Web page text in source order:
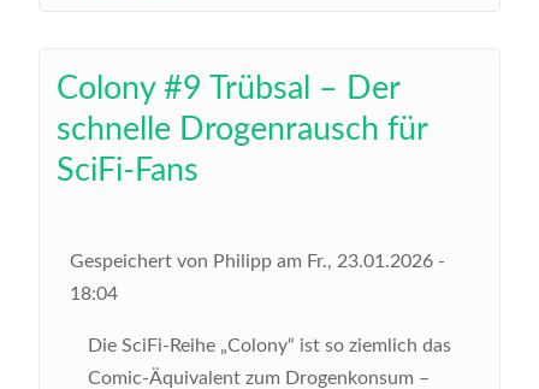
Colony #9 Trübsal – Der
schnelle Drogenrausch für
SciFi-Fans
Gespeichert von Philipp am Fr., 23.01.2026 -
18:04
Die SciFi-Reihe „Colony“ ist so ziemlich das
Comic-Äquivalent zum Drogenkonsum –